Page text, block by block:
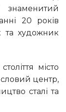
20 років
та художник
центр,
сталі та